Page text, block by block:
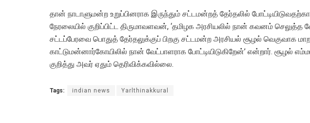
தான் நாடாளுமன்ற உறுப்பினராக இருந்தும் சட்டமன்றத் தேர்தலில்
நேரலையில் குறிப்பிட்ட திருமாவளவன், ‘தமிழக அரசியலில் நான் கவனம் செலுத்த
சட்டப்பேரவை பொதுத் தேர்தலுக்குப் பிறகு சட்டமன்ற அரசியல் சூழல் வெகுவாக
காட்டுமன்னார்கோயிலில் நான் வேட்பாளராக போட்டியிடுகிறேன்’ என்றார். சூழல்
குறித்து அவர் ஏதும் தெரிவிக்கவில்லை.
Tags: indian news Yarlthinakkural